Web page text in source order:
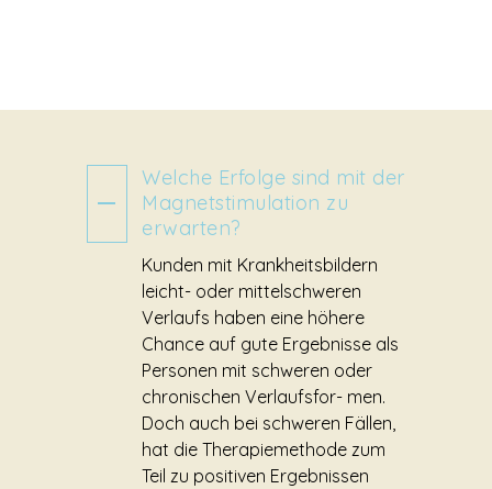
Welche Erfolge sind mit der
Magnetstimulation zu
erwarten?
Kunden mit Krankheitsbildern
leicht- oder mittelschweren
Verlaufs haben eine höhere
Chance auf gute Ergebnisse als
Personen mit schweren oder
chronischen Verlaufsfor- men.
Doch auch bei schweren Fällen,
hat die Therapiemethode zum
Teil zu positiven Ergebnissen